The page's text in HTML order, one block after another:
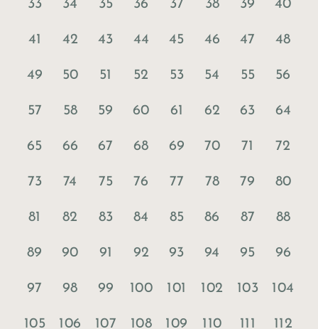
33 34 35 36 37 38 39 40
41 42 43 44 45 46 47 48
49 50 51 52 53 54 55 56
57 58 59 60 61 62 63 64
65 66 67 68 69 70 71 72
73 74 75 76 77 78 79 80
81 82 83 84 85 86 87 88
89 90 91 92 93 94 95 96
97 98 99 100 101 102 103 104
105 106 107 108 109 110 111 112